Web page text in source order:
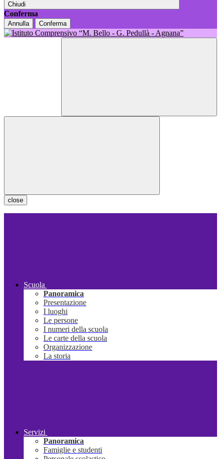
Chiudi
Conferma
Annulla Conferma
close
Scuola
Panoramica
Presentazione
I luoghi
Le persone
I numeri della scuola
Le carte della scuola
Organizzazione
La storia
Servizi
Panoramica
Famiglie e studenti